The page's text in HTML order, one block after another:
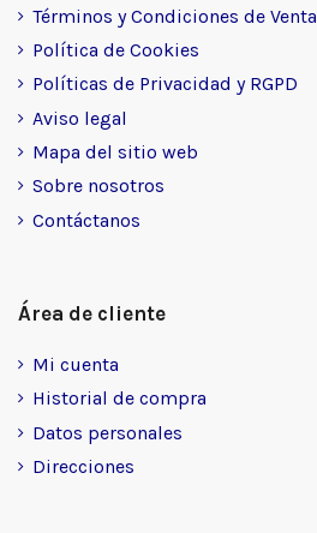
Términos y Condiciones de Venta
Política de Cookies
Políticas de Privacidad y RGPD
Aviso legal
Mapa del sitio web
Sobre nosotros
Contáctanos
Área de cliente
Mi cuenta
Historial de compra
Datos personales
Direcciones